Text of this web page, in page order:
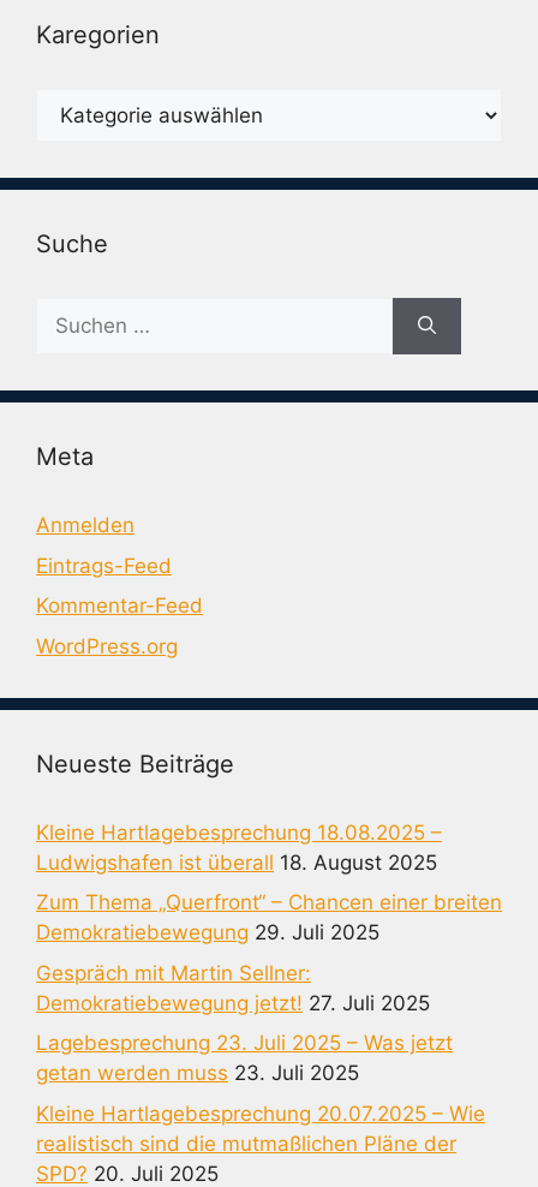
Karegorien
Karegorien
Suche
Suche
nach:
Meta
Anmelden
Eintrags-Feed
Kommentar-Feed
WordPress.org
Neueste Beiträge
Kleine Hartlagebesprechung 18.08.2025 –
Ludwigshafen ist überall 18. August 2025
Zum Thema „Querfront“ – Chancen einer breiten
Demokratiebewegung 29. Juli 2025
Gespräch mit Martin Sellner:
Demokratiebewegung jetzt! 27. Juli 2025
Lagebesprechung 23. Juli 2025 – Was jetzt
getan werden muss 23. Juli 2025
Kleine Hartlagebesprechung 20.07.2025 – Wie
realistisch sind die mutmaßlichen Pläne der
SPD? 20. Juli 2025